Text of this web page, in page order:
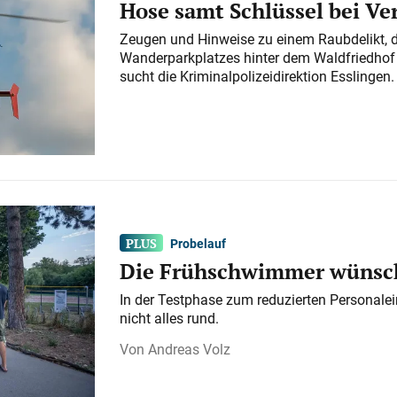
Hose samt Schlüssel bei
Zeugen und Hinweise zu einem
Wanderparkplatzes hinter dem
sucht die Kriminalpolizeidirektion Esslingen.
Probelauf
Die Frühschwimmer
In der Testphase zum reduzierten
nicht alles rund.
Andreas Volz